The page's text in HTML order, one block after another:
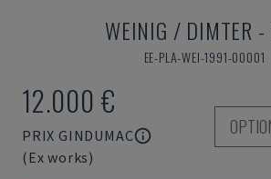
WEINIG / DIMTER -
EE-PLA-WEI-1991-00001
12.000 €
PRIX GINDUMAC
(Ex works)